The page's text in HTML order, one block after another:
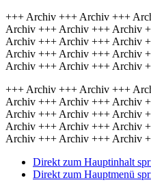
+++ Archiv +++ Archiv +++
Archiv +++ Archiv +++ Archiv
Archiv +++ Archiv +++ Archiv
Archiv +++ Archiv +++ Archiv
Archiv +++ Archiv +++ Archiv
+++ Archiv +++ Archiv +++
Archiv +++ Archiv +++ Archiv
Archiv +++ Archiv +++ Archiv
Archiv +++ Archiv +++ Archiv
Archiv +++ Archiv +++ Archiv
Direkt zum Hauptinhalt
Direkt zum Hauptmenü